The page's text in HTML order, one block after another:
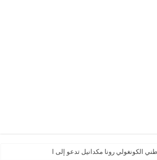
الكونغولي رونا مكدانيل تدعو إلى التحلي بالصبر